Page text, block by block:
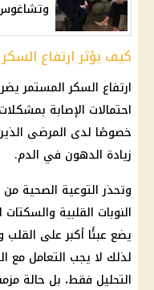
كيف يؤثر ارتفاع
ارتفاع السكر المستمر
احتمالات الإصابة
خصوصًا لدى المرضى
زيادة الدهون في الدم.
وتحذر التوعية الصحية
النوبات القلبية
يضع عبئًا أكبر على
لذلك لا يجب التعامل مع
التحليل فقط، بل حالة